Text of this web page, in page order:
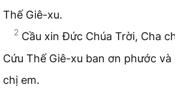
Thế Giê-xu.
2 Cầu xin Đức Chúa Trời, Cha
Cứu Thế Giê-xu ban ơn phước
chị em.